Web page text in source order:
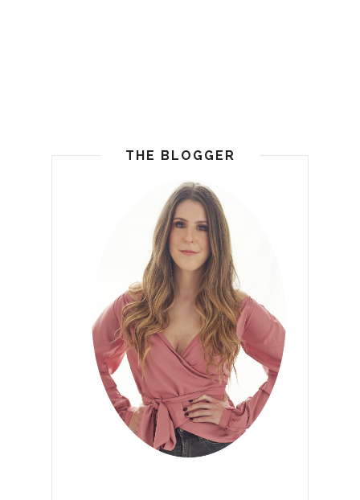
THE BLOGGER